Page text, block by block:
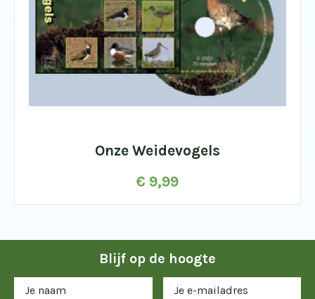
Onze Weidevogels
€ 9,99
Blijf op de hoogte